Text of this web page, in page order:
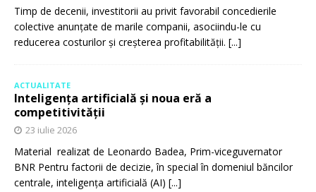
Timp de decenii, investitorii au privit favorabil concedierile
colective anunțate de marile companii, asociindu-le cu
reducerea costurilor și creșterea profitabilității. [...]
ACTUALITATE
Inteligența artificială și noua eră a
competitivității
23 iulie 2026
Material realizat de Leonardo Badea, Prim-viceguvernator
BNR Pentru factorii de decizie, în special în domeniul băncilor
centrale, inteligența artificială (AI) [...]